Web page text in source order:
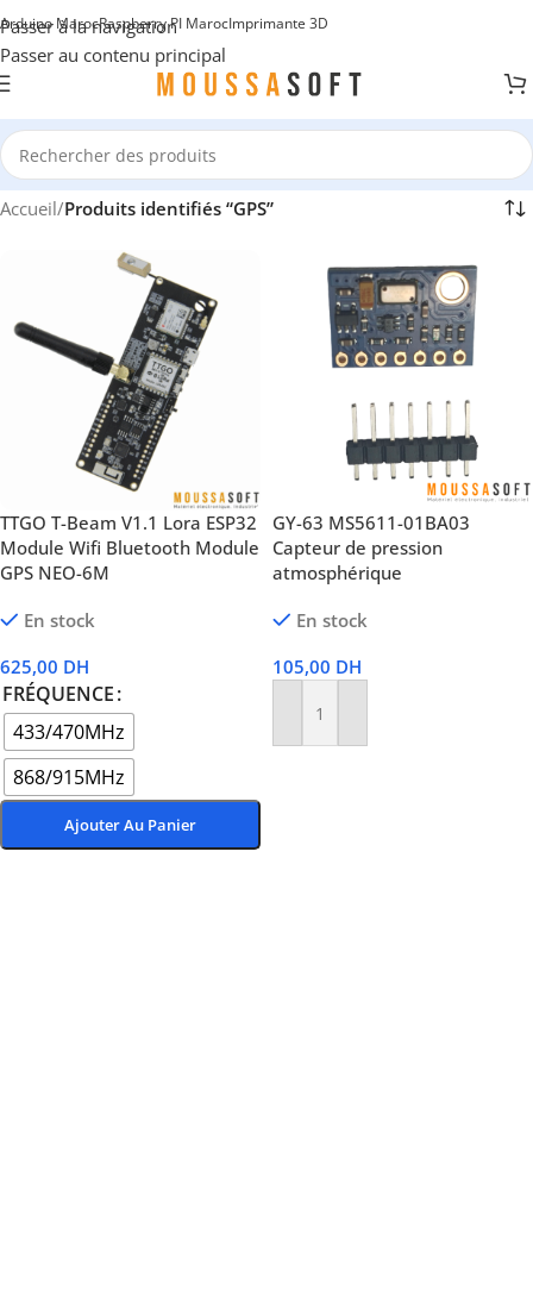
Passer à la navigation
Passer au contenu principal
Arduino MarocRaspberry PI MarocImprimante 3D
Accueil/Produits identifiés “GPS”
TTGO T-Beam V1.1 Lora ESP32
Module Wifi Bluetooth Module
GPS NEO-6M
En stock
625,00 DH
FRÉQUENCE
433/470MHz
868/915MHz
Ajouter Au Panier
GY-63 MS5611-01BA03
Capteur de pression
atmosphérique
En stock
105,00 DH
Ajouter Au Panier